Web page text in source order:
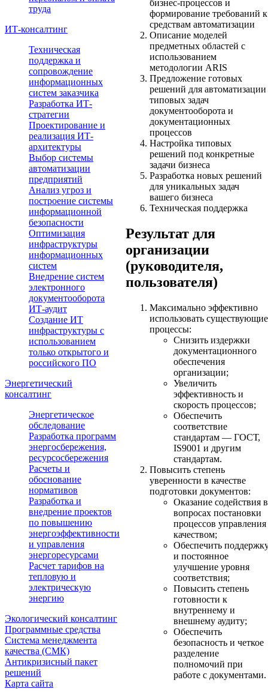
труда
ИТ-консалтинг
Техническая
поддержка и
сопровождение
информационных
систем заказчика
Разработка ИТ-
стратегии
Проектирование и
реализация ИТ-
архитектуры
Выбор системы
автоматизации
предприятий
Анализ угроз и
построение системы
информационной
безопасности
Оптимизация
инфраструктуры
информационных
систем
Внедрение систем
электронного
документооборота
ИТ-аудит
Создание ИТ
инфраструктуры с
использованием
только открытого и
российского ПО
Энергетический
консалтинг
Энергетическое
обследование
Разработка программ
энергосбережения,
ресурсосбережения
Расчеты и
обоснование
нормативов
Разработка и
внедрение проектов
по повышению
энергоэффективности
и управления
энергоресурсами
Расчет тарифов на
тепловую и
электрическую
энергию
Экологический консалтинг
Программные средства
Система менеджмента
качества (СМК)
Антикризисный пакет
решений
Карта сайта
бизнес-процессов и
формирование требований к
средствам автоматизации
Описание моделей
предметных областей с
использованием
методологии ARIS
Предложение готовых
решений для автоматизации
типовых задач
документооборота и
документационных
процессов
Настройка типовых
решений под конкретные
задачи бизнеса
Разработка новых решений
для уникальных задач
вашего бизнеса
Техническая поддержка
Результат для
организации
(руководителя,
пользователя)
Максимально эффективно
использовать существующие
процессы:
Снизить издержки
документационного
обеспечения
организации;
Увеличить
эффективность и
скорость процессов;
Обеспечить
соответствие
стандартам — ГОСТ,
IS9001 и другим
стандартам.
Повысить степень
уверенности в качестве
подготовки документов:
Оказание содействия в
вопросах постановки
процессов управления
качеством;
Обеспечить
и постоянное
улучшение уровня
соответствия;
Повысить степень
готовности к
внутреннему и
внешнему аудиту;
Обеспечить
безопасность и четкое
разделение
полномочий при
работе с документами.